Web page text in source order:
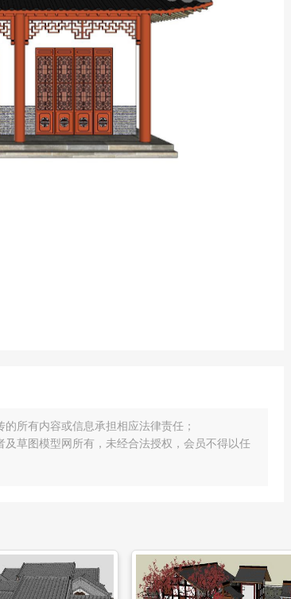
所有内容或信息承担相应法律责任；
草图模型网所有，未经合法授权，会员不得以任